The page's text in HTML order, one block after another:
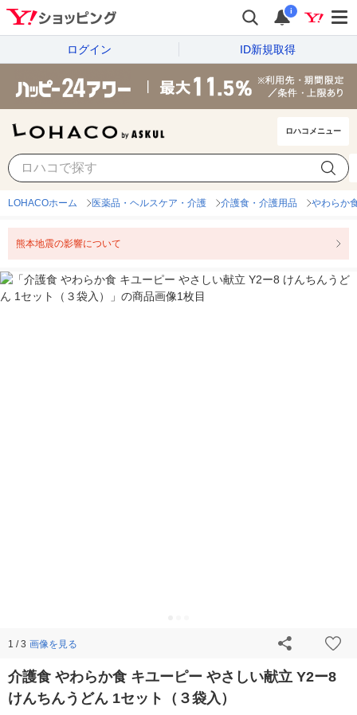
i
ログイン ID新規取得
ロハコメニュー
LOHACOホーム 医薬品・ヘルスケア・介護 介護食・介護用品 やわらか
熊本地震の影響について
1 / 3 画像を見る
介護食 やわらか食 キユーピー やさしい献立 Y2ー8
けんちんうどん 1セット（３袋入）